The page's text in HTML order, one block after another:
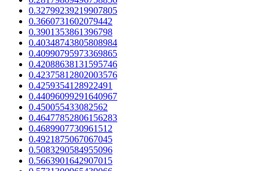
0.32799239219907805
0.3660731602079442
0.3901353861396798
0.40348743805808984
0.40990795973369865
0.42088638131595746
0.42375812802003576
0.4259354128922491
0.44096099291640967
0.450055433082562
0.46477852806156283
0.4689907730961512
0.4921875067067045
0.5083290584955096
0.5663901642907015